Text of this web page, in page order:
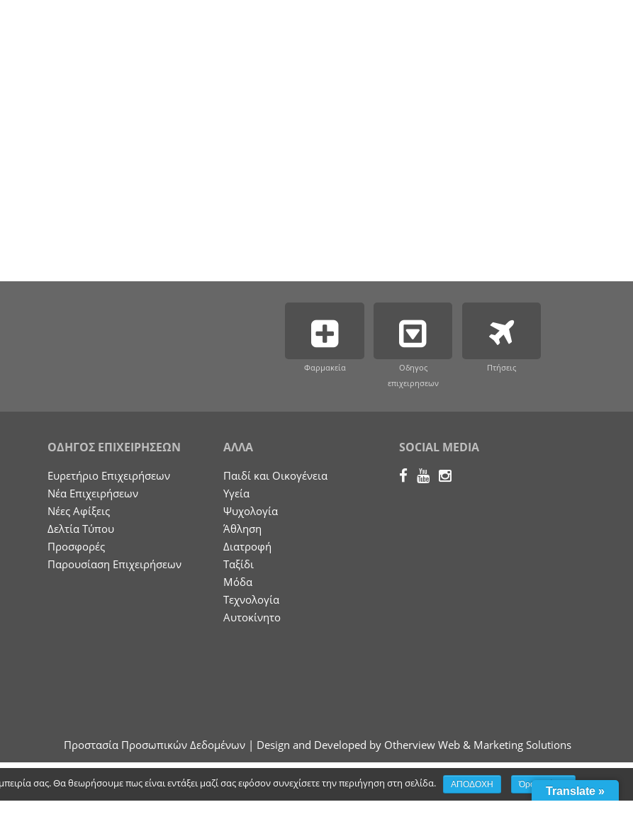
Φαρμακεία
Οδηγος
επιχειρησεων
Πτήσεις
ΟΔΗΓΟΣ ΕΠΙΧΕΙΡΗΣΕΩΝ
Ευρετήριο Επιχειρήσεων
Nέα Επιχειρήσεων
Νέες Αφίξεις
Δελτία Τύπου
Προσφορές
Παρουσίαση Επιχειρήσεων
ΑΛΛΑ
Παιδί και Οικογένεια
Υγεία
Ψυχολογία
Άθληση
Διατροφή
Ταξίδι
Μόδα
Τεχνολογία
Αυτοκίνητο
SOCIAL MEDIA
Προστασία Προσωπικών Δεδομένων | Design and Developed by Otherview Web & Marketing Solutions
Translate »
σας. Θα θεωρήσουμε πως είναι εντάξει μαζί σας εφόσον συνεχίσετε την περιήγηση στη σελίδα. ΑΠΟΔΟΧΗ Όροι χρήσης